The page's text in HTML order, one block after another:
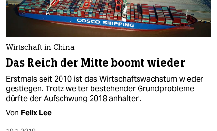
Wirtschaft in China
Das Reich der Mitte boomt wieder
Erstmals seit 2010 ist das Wirtschaftswachstum wieder
gestiegen. Trotz weiter bestehender Grundprobleme
dürfte der Aufschwung 2018 anhalten.
Von Felix Lee